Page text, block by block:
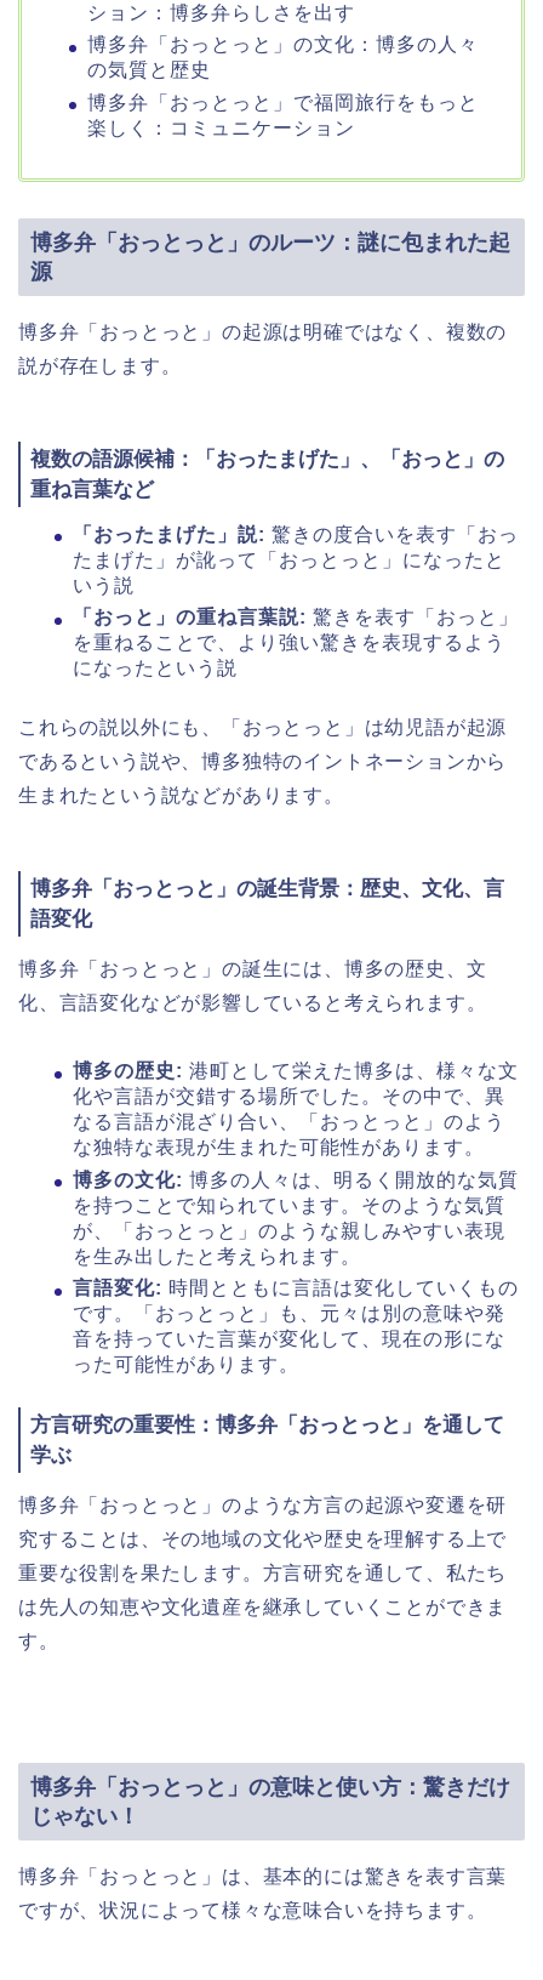
ション：博多弁らしさを出す
博多弁「おっとっと」の文化：博多の人々
の気質と歴史
博多弁「おっとっと」で福岡旅行をもっと
楽しく：コミュニケーション
博多弁「おっとっと」のルーツ：謎に包まれた起
源
博多弁「おっとっと」の起源は明確ではなく、複数の
説が存在します。
複数の語源候補：「おったまげた」、「おっと」の
重ね言葉など
「おったまげた」説: 驚きの度合いを表す「おっ
たまげた」が訛って「おっとっと」になったと
いう説
「おっと」の重ね言葉説: 驚きを表す「おっと」
を重ねることで、より強い驚きを表現するよう
になったという説
これらの説以外にも、「おっとっと」は幼児語が起源
であるという説や、博多独特のイントネーションから
生まれたという説などがあります。
博多弁「おっとっと」の誕生背景：歴史、文化、言
語変化
博多弁「おっとっと」の誕生には、博多の歴史、文
化、言語変化などが影響していると考えられます。
博多の歴史: 港町として栄えた博多は、様々な文
化や言語が交錯する場所でした。その中で、異
なる言語が混ざり合い、「おっとっと」のよう
な独特な表現が生まれた可能性があります。
博多の文化: 博多の人々は、明るく開放的な気質
を持つことで知られています。そのような気質
が、「おっとっと」のような親しみやすい表現
を生み出したと考えられます。
言語変化: 時間とともに言語は変化していくもの
です。「おっとっと」も、元々は別の意味や発
音を持っていた言葉が変化して、現在の形にな
った可能性があります。
方言研究の重要性：博多弁「おっとっと」を通して
学ぶ
博多弁「おっとっと」のような方言の起源や変遷を研
究することは、その地域の文化や歴史を理解する上で
重要な役割を果たします。方言研究を通して、私たち
は先人の知恵や文化遺産を継承していくことができま
す。
博多弁「おっとっと」の意味と使い方：驚きだけ
じゃない！
博多弁「おっとっと」は、基本的には驚きを表す言葉
ですが、状況によって様々な意味合いを持ちます。